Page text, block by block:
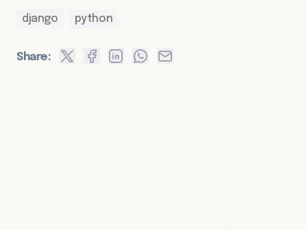
django python
Share: